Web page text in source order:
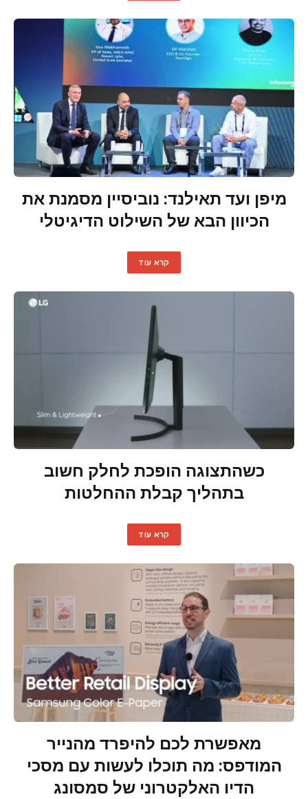
מיפן ועד תאילנד: נוביסיין מסמנת את
הכיוון הבא של השילוט הדיגיטלי
קרא עוד
כשהתצוגה הופכת לחלק חשוב
בתהליך קבלת ההחלטות
קרא עוד
מאפשרת לכם להיפרד מהנייר
המודפס: מה תוכלו לעשות עם מסכי
הדיו האלקטרוני של סמסונג